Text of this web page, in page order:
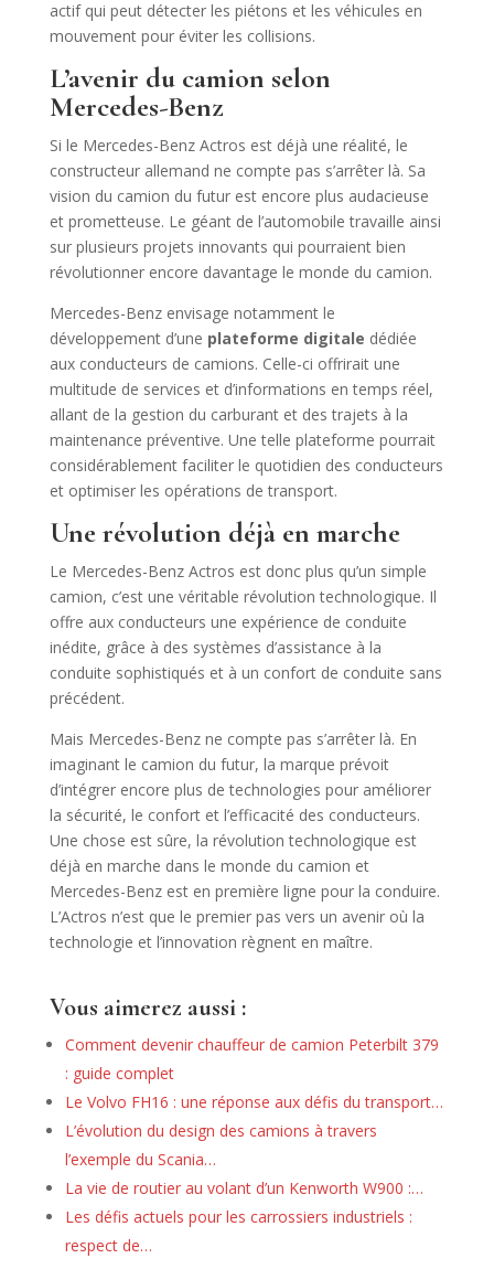
actif qui peut détecter les piétons et les véhicules en
mouvement pour éviter les collisions.
L’avenir du camion selon
Mercedes-Benz
Si le Mercedes-Benz Actros est déjà une réalité, le
constructeur allemand ne compte pas s’arrêter là. Sa
vision du camion du futur est encore plus audacieuse
et prometteuse. Le géant de l’automobile travaille ainsi
sur plusieurs projets innovants qui pourraient bien
révolutionner encore davantage le monde du camion.
Mercedes-Benz envisage notamment le
développement d’une plateforme digitale dédiée
aux conducteurs de camions. Celle-ci offrirait une
multitude de services et d’informations en temps réel,
allant de la gestion du carburant et des trajets à la
maintenance préventive. Une telle plateforme pourrait
considérablement faciliter le quotidien des conducteurs
et optimiser les opérations de transport.
Une révolution déjà en marche
Le Mercedes-Benz Actros est donc plus qu’un simple
camion, c’est une véritable révolution technologique. Il
offre aux conducteurs une expérience de conduite
inédite, grâce à des systèmes d’assistance à la
conduite sophistiqués et à un confort de conduite sans
précédent.
Mais Mercedes-Benz ne compte pas s’arrêter là. En
imaginant le camion du futur, la marque prévoit
d’intégrer encore plus de technologies pour améliorer
la sécurité, le confort et l’efficacité des conducteurs.
Une chose est sûre, la révolution technologique est
déjà en marche dans le monde du camion et
Mercedes-Benz est en première ligne pour la conduire.
L’Actros n’est que le premier pas vers un avenir où la
technologie et l’innovation règnent en maître.
Vous aimerez aussi :
Comment devenir chauffeur de camion Peterbilt 379
: guide complet
Le Volvo FH16 : une réponse aux défis du transport…
L’évolution du design des camions à travers
l’exemple du Scania…
La vie de routier au volant d’un Kenworth W900 :…
Les défis actuels pour les carrossiers industriels :
respect de…